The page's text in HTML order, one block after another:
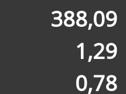
388,09
1,29
0,78